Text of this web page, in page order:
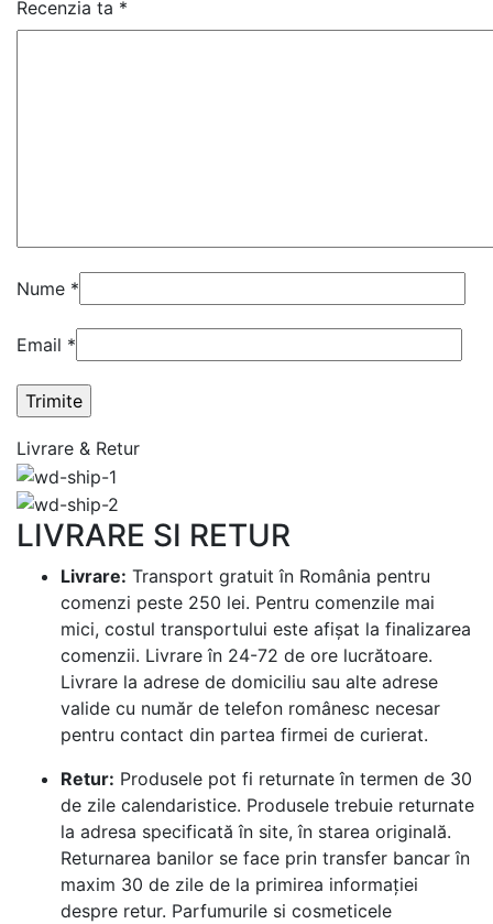
Recenzia ta *
Nume *
Email *
Livrare & Retur
LIVRARE SI RETUR
Livrare: Transport gratuit în România pentru
comenzi peste 250 lei. Pentru comenzile mai
mici, costul transportului este afișat la finalizarea
comenzii. Livrare în 24-72 de ore lucrătoare.
Livrare la adrese de domiciliu sau alte adrese
valide cu număr de telefon românesc necesar
pentru contact din partea firmei de curierat.
Retur: Produsele pot fi returnate în termen de 30
de zile calendaristice. Produsele trebuie returnate
la adresa specificată în site, în starea originală.
Returnarea banilor se face prin transfer bancar în
maxim 30 de zile de la primirea informației
despre retur. Parfumurile si cosmeticele